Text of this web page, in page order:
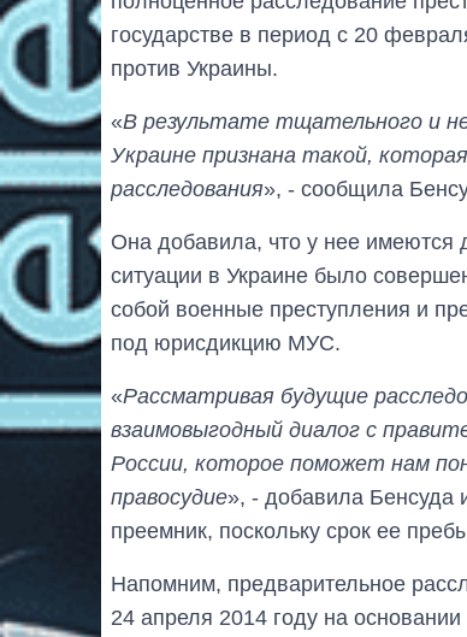
государстве в период с 20
против Украины.
«В результате тщательного и
Украине признана такой,
расследования», - сообщила
Она добавила, что у нее имеются
ситуации в Украине было
собой военные преступления и
под юрисдикцию МУС.
«Рассматривая будущие
взаимовыгодный диалог с
России, которое поможет нам
правосудие», - добавила Бенсуда
преемник, поскольку срок ее
Напомним, предварительное
24 апреля 2014 году на основании